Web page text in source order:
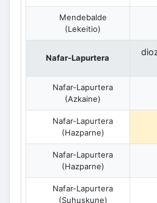
Mendebalde
(Lekeitio)
Nafar-Lapurtera
Nafar-Lapurtera
(Azkaine)
Nafar-Lapurtera
(Hazparne)
Nafar-Lapurtera
(Hazparne)
Nafar-Lapurtera
(Suhuskune)